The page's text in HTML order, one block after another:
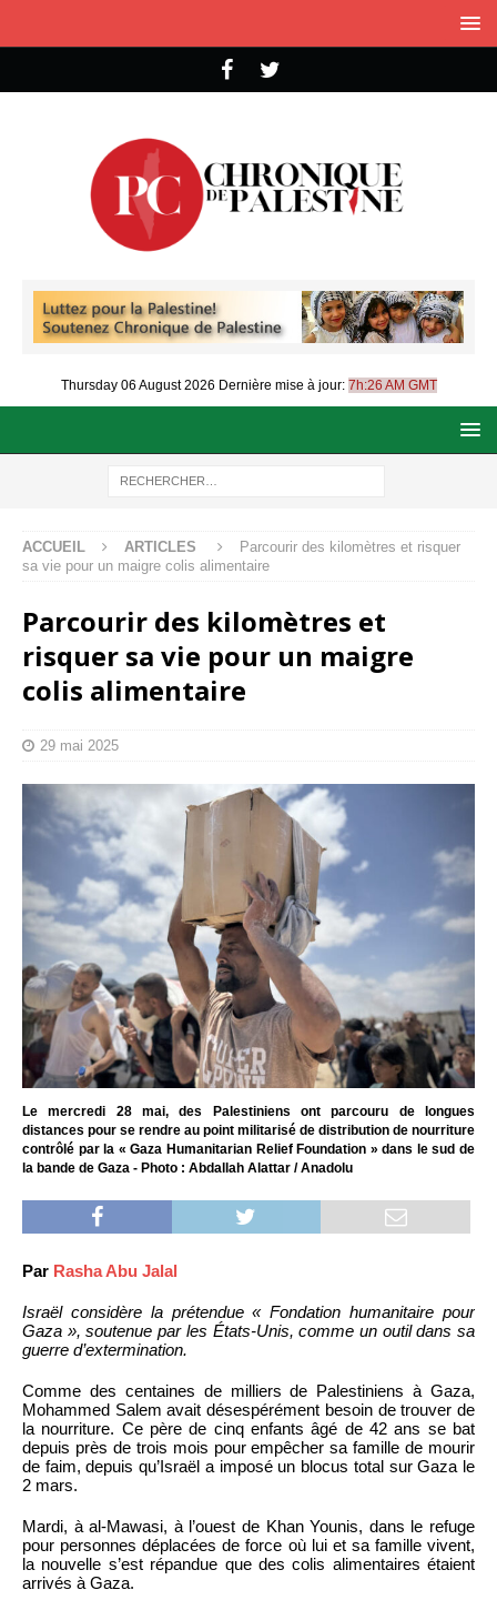
Thursday 06 August 2026 Dernière mise à jour: 7h:26 AM GMT
ACCUEIL ARTICLES
Parcourir des kilomètres et risquer
sa vie pour un maigre colis alimentaire
Parcourir des kilomètres et
risquer sa vie pour un maigre
colis alimentaire
29 mai 2025
Le mercredi 28 mai, des Palestiniens ont parcouru de longues
distances pour se rendre au point militarisé de distribution de nourriture
contrôlé par la « Gaza Humanitarian Relief Foundation » dans le sud de
la bande de Gaza - Photo : Abdallah Alattar / Anadolu
Par Rasha Abu Jalal
Israël considère la prétendue « Fondation humanitaire pour
Gaza », soutenue par les États-Unis, comme un outil dans sa
guerre d’extermination.
Comme des centaines de milliers de Palestiniens à Gaza,
Mohammed Salem avait désespérément besoin de trouver de
la nourriture. Ce père de cinq enfants âgé de 42 ans se bat
depuis près de trois mois pour empêcher sa famille de mourir
de faim, depuis qu’Israël a imposé un blocus total sur Gaza le
2 mars.
Mardi, à al-Mawasi, à l’ouest de Khan Younis, dans le refuge
pour personnes déplacées de force où lui et sa famille vivent,
la nouvelle s’est répandue que des colis alimentaires étaient
arrivés à Gaza.